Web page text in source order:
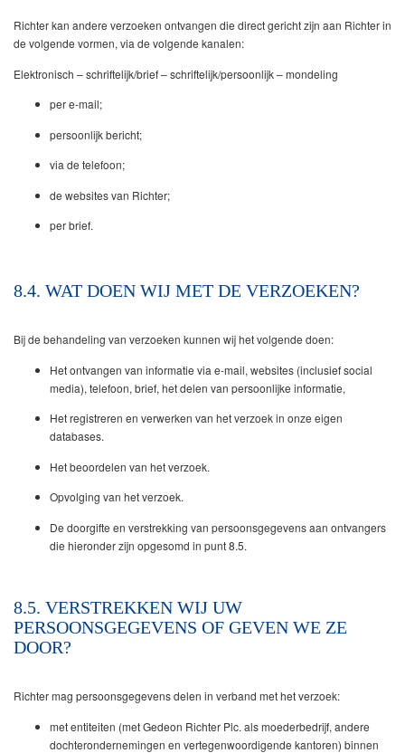
Richter kan andere verzoeken ontvangen die direct gericht zijn aan Richter in
de volgende vormen, via de volgende kanalen:
Elektronisch – schriftelijk/brief – schriftelijk/persoonlijk – mondeling
per e-mail;
persoonlijk bericht;
via de telefoon;
de websites van Richter;
per brief.
8.4. WAT DOEN WIJ MET DE VERZOEKEN?
Bij de behandeling van verzoeken kunnen wij het volgende doen:
Het ontvangen van informatie via e-mail, websites (inclusief social
media), telefoon, brief, het delen van persoonlijke informatie,
Het registreren en verwerken van het verzoek in onze eigen
databases.
Het beoordelen van het verzoek.
Opvolging van het verzoek.
De doorgifte en verstrekking van persoonsgegevens aan ontvangers
die hieronder zijn opgesomd in punt 8.5.
8.5. VERSTREKKEN WIJ UW
PERSOONSGEGEVENS OF GEVEN WE ZE
DOOR?
Richter mag persoonsgegevens delen in verband met het verzoek:
met entiteiten (met Gedeon Richter Plc. als moederbedrijf, andere
dochterondernemingen en vertegenwoordigende kantoren) binnen